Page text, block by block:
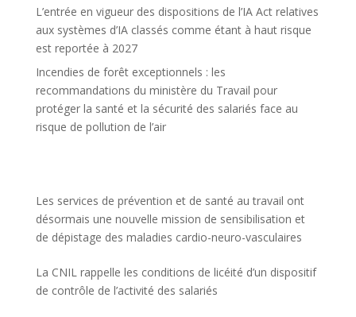
L’entrée en vigueur des dispositions de l’IA Act relatives
aux systèmes d’IA classés comme étant à haut risque
est reportée à 2027
Incendies de forêt exceptionnels : les
recommandations du ministère du Travail pour
protéger la santé et la sécurité des salariés face au
risque de pollution de l’air
Les services de prévention et de santé au travail ont
désormais une nouvelle mission de sensibilisation et
de dépistage des maladies cardio-neuro-vasculaires
La CNIL rappelle les conditions de licéité d’un dispositif
de contrôle de l’activité des salariés